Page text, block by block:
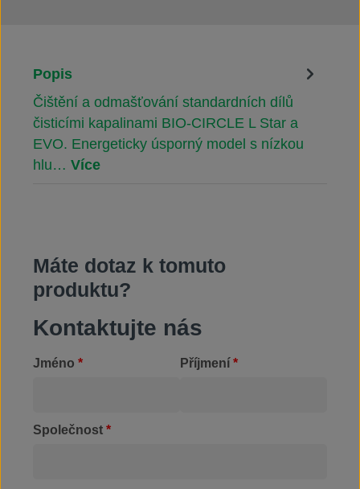
Popis
Čištění a odmašťování standardních dílů
čisticími kapalinami BIO-CIRCLE L Star a
EVO. Energeticky úsporný model s nízkou
hlu… Více
Máte dotaz k tomuto
produktu?
Kontaktujte nás
Jméno * Příjmení *
Společnost *